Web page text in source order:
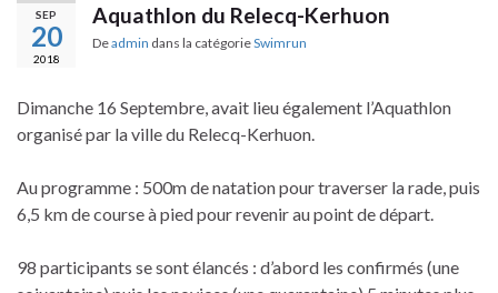
SEP
20
2018
Aquathlon du Relecq-Kerhuon
Deadmin dans la catégorieSwimrun
Dimanche 16 Septembre, avait lieu également l’Aquathlon
organisé par la ville du Relecq-Kerhuon.
Au programme : 500m de natation pour traverser la rade, puis
6,5 km de course à pied pour revenir au point de départ.
98 participants se sont élancés : d’abord les confirmés (une